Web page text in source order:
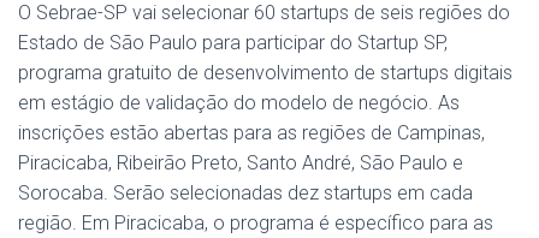
O Sebrae-SP vai selecionar 60 startups de seis regiões do
Estado de São Paulo para participar do Startup SP,
programa gratuito de desenvolvimento de startups digitais
em estágio de validação do modelo de negócio. As
inscrições estão abertas para as regiões de Campinas,
Piracicaba, Ribeirão Preto, Santo André, São Paulo e
Sorocaba. Serão selecionadas dez startups em cada
região. Em Piracicaba, o programa é específico para as